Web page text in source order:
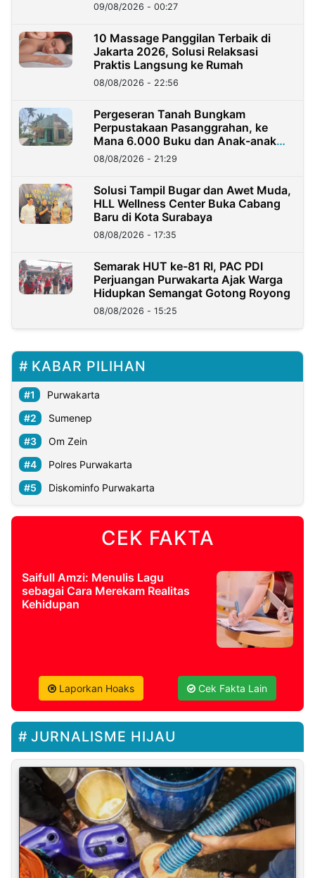
09/08/2026 - 00:27
10 Massage Panggilan Terbaik di
Jakarta 2026, Solusi Relaksasi
Praktis Langsung ke Rumah
08/08/2026 - 22:56
Pergeseran Tanah Bungkam
Perpustakaan Pasanggrahan, ke
Mana 6.000 Buku dan Anak-anak
Kini?
08/08/2026 - 21:29
Solusi Tampil Bugar dan Awet Muda,
HLL Wellness Center Buka Cabang
Baru di Kota Surabaya
08/08/2026 - 17:35
Semarak HUT ke-81 RI, PAC PDI
Perjuangan Purwakarta Ajak Warga
Hidupkan Semangat Gotong Royong
08/08/2026 - 15:25
KABAR PILIHAN
Purwakarta
Sumenep
Om Zein
Polres Purwakarta
Diskominfo Purwakarta
CEK FAKTA
Saifull Amzi: Menulis Lagu
sebagai Cara Merekam Realitas
Kehidupan
Laporkan Hoaks Cek Fakta Lain
JURNALISME HIJAU